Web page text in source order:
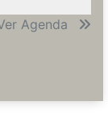
Agenda